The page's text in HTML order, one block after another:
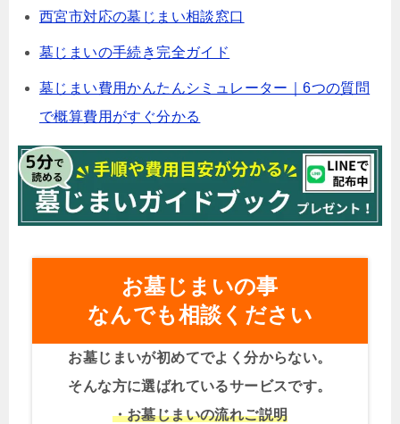
西宮市対応の墓じまい相談窓口
墓じまいの手続き完全ガイド
墓じまい費用かんたんシミュレーター｜6つの質問
で概算費用がすぐ分かる
お墓じまいの事
なんでも相談ください
お墓じまいが初めてでよく分からない。
そんな方に選ばれているサービスです。
・お墓じまいの流れご説明